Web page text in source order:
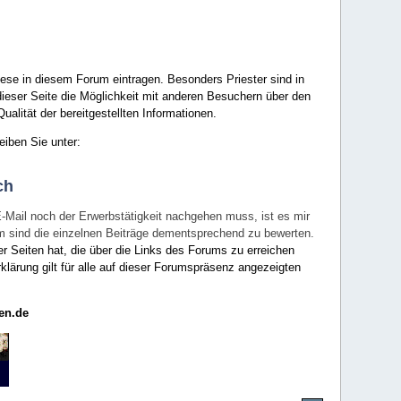
in diesem Forum eintragen. Besonders Priester sind in
Seite die Möglichkeit mit anderen Besuchern über den
der bereitgestellten Informationen.
Sie unter:
noch der Erwerbstätigkeit nachgehen muss, ist es mir
die einzelnen Beiträge dementsprechend zu bewerten.
Seiten hat, die über die Links des Forums zu erreichen
gilt für alle auf dieser Forumspräsenz angezeigten